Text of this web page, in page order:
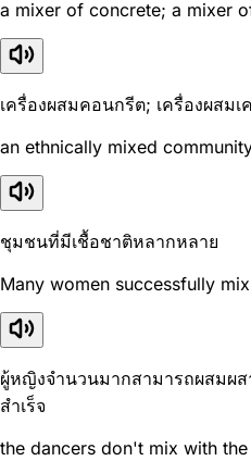
a mixer of concrete; a mixer
เครื่องผสมคอนกรีต; เครื่องผสมเ
an ethnically mixed
ชุมชนที่มีเชื้อชาติหลากหลาย
Many women successfully
ผู้หญิงจำนวนมากสามารถผสมผ
สำเร็จ
the dancers don't mix with